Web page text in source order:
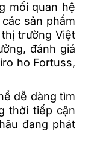
mối quan hệ
sản phẩm
trường Việt
đánh giá
ho Fortuss,
dễ dàng tìm
thời tiếp cận
đang phát